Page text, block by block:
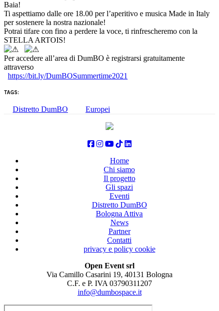
Baia!
Ti aspettiamo dalle ore 18.00 per l’aperitivo e musica Made in Italy
per sostenere la nostra nazionale!
Potrai tifare con fino a perdere la voce, ti rinfrescheremo con la
STELLA ARTOIS!
Per accedere all’area di DumBO è registrarsi gratuitamente
attraverso
https://bit.ly/DumBOSummertime2021
TAGS:
Distretto DumBO Europei
Home
Chi siamo
Il progetto
Gli spazi
Eventi
Distretto DumBO
Bologna Attiva
News
Partner
Contatti
privacy e policy cookie
Open Event srl
Via Camillo Casarini 19, 40131 Bologna
C.F. e P. IVA 03790311207
info@dumbospace.it